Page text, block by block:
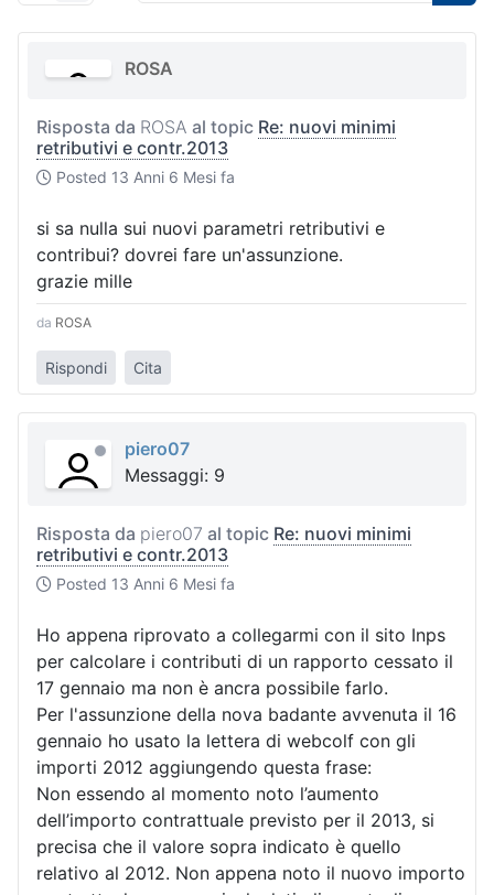
ROSA
Risposta da ROSA al topic Re: nuovi minimi
retributivi e contr.2013
Posted 13 Anni 6 Mesi fa
si sa nulla sui nuovi parametri retributivi e
contribui? dovrei fare un'assunzione.
grazie mille
da ROSA
Rispondi Cita
piero07
Messaggi: 9
Risposta da piero07 al topic Re: nuovi minimi
retributivi e contr.2013
Posted 13 Anni 6 Mesi fa
Ho appena riprovato a collegarmi con il sito Inps
per calcolare i contributi di un rapporto cessato il
17 gennaio ma non è ancra possibile farlo.
Per l'assunzione della nova badante avvenuta il 16
gennaio ho usato la lettera di webcolf con gli
importi 2012 aggiungendo questa frase:
Non essendo al momento noto l’aumento
dell’importo contrattuale previsto per il 2013, si
precisa che il valore sopra indicato è quello
relativo al 2012. Non appena noto il nuovo importo